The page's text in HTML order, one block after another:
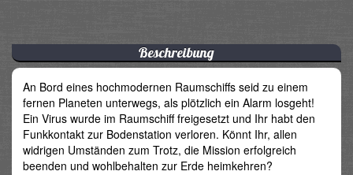
Beschreibung
An Bord eines hochmodernen Raumschiffs seid zu einem
fernen Planeten unterwegs, als plötzlich ein Alarm losgeht!
Ein Virus wurde im Raumschiff freigesetzt und Ihr habt den
Funkkontakt zur Bodenstation verloren. Könnt Ihr, allen
widrigen Umständen zum Trotz, die Mission erfolgreich
beenden und wohlbehalten zur Erde heimkehren?